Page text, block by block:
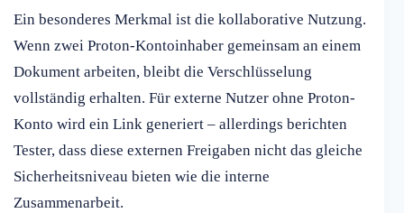
Ein besonderes Merkmal ist die kollaborative Nutzung.
Wenn zwei Proton-Kontoinhaber gemeinsam an einem
Dokument arbeiten, bleibt die Verschlüsselung
vollständig erhalten. Für externe Nutzer ohne Proton-
Konto wird ein Link generiert – allerdings berichten
Tester, dass diese externen Freigaben nicht das gleiche
Sicherheitsniveau bieten wie die interne
Zusammenarbeit.